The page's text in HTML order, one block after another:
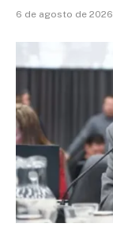
6 de agosto de 2026